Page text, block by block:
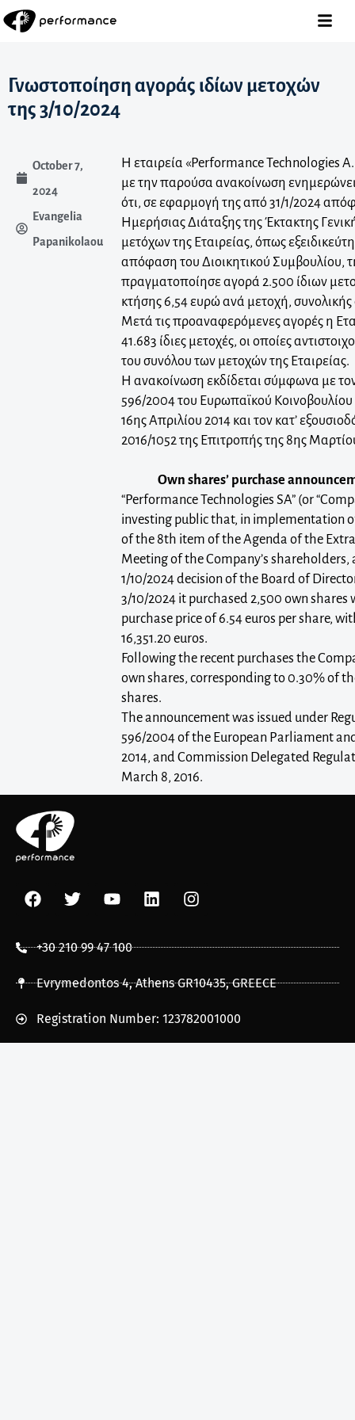
Γνωστοποίηση αγοράς ιδίων μετοχών
της 3/10/2024
October 7,
2024
Evangelia
Papanikolaou
Η εταιρεία «Performance Technologies
με την παρούσα ανακοίνωση ενημερώνει
ότι, σε εφαρμογή της από 31/1/2024
Ημερήσιας Διάταξης της Έκτακτης
μετόχων της Εταιρείας, όπως
απόφαση του Διοικητικού Συμβουλίου,
πραγματοποίησε αγορά 2.500 ίδιων
κτήσης 6,54 ευρώ ανά μετοχή, συνολικής
Μετά τις προαναφερόμενες αγορές η
41.683 ίδιες μετοχές, οι οποίες
του συνόλου των μετοχών της Εταιρείας.
Η ανακοίνωση εκδίδεται σύμφωνα με
596/2004 του Ευρωπαϊκού Κοινοβουλίου
16ης Απριλίου 2014 και τον κατ’
2016/1052 της Επιτροπής της 8ης
Own shares’ purchase
“Performance Technologies SA” (or
investing public that, in implementation
of the 8th item of the Agenda of the
Meeting of the Company’s shareholders,
1/10/2024 decision of the Board of
3/10/2024 it purchased 2,500 own shares
purchase price of 6.54 euros per share,
16,351.20 euros.
Following the recent purchases the
own shares, corresponding to 0.30% of
shares.
The announcement was issued under
596/2004 of the European Parliament
2014, and Commission Delegated
March 8, 2016.
+30 210 99 47 100
Evrymedontos 4, Athens GR10435, GREECE
Registration Number: 123782001000